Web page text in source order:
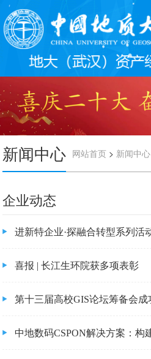
新闻中心 网站首页 > 新闻中心
企业动态
喜报 | 长江生环院获多项表彰